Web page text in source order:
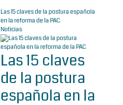
Las 15 claves de la postura española
en la reforma de la PAC
Noticias
Las 15 claves
de la postura
española en la